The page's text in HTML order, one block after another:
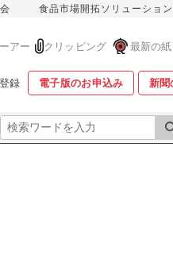
食品市場開拓ソリューション
アー クリッピング 最新の
録 電子版のお申込み 新聞